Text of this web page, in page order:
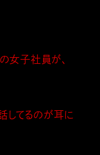
女子社員が、
してるのが耳に